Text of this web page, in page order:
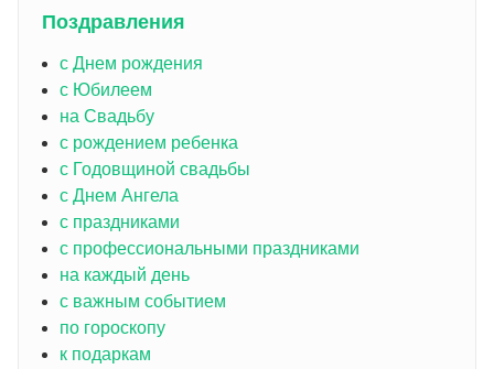
Поздравления
с Днем рождения
с Юбилеем
на Свадьбу
с рождением ребенка
с Годовщиной свадьбы
с Днем Ангела
с праздниками
с профессиональными праздниками
на каждый день
с важным событием
по гороскопу
к подаркам